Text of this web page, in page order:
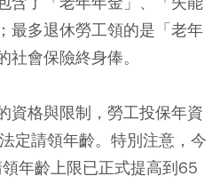
最多退休勞工領的是「老年
會保險終身俸。
資格與限制，勞工投保年資
定請領年齡。特別注意，今
年齡上限已正式提高到65